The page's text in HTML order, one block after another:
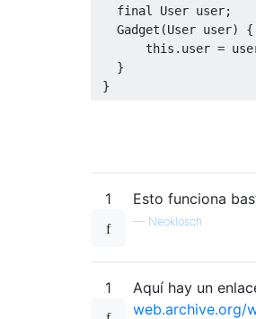
final
User user;
Gadget (User user)
{
this . user =
}
}
1 Esto funciona
— Neoklosch
1
Aquí hay un
web.archive.org/